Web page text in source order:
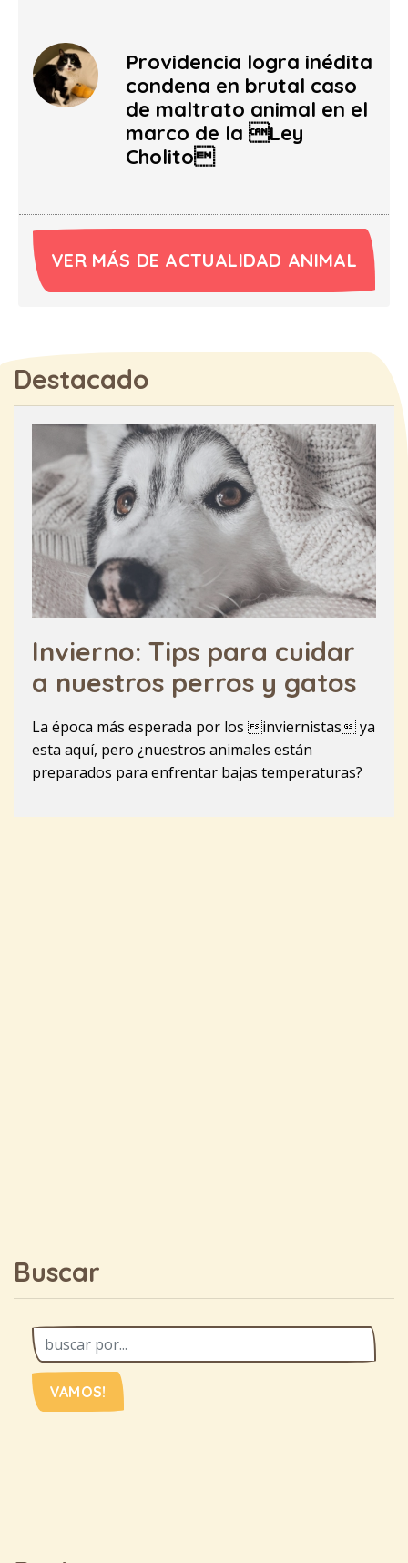
Providencia logra inédita
condena en brutal caso
de maltrato animal en el
marco de la Ley
Cholito
VER MÁS DE ACTUALIDAD ANIMAL
Destacado
Invierno: Tips para cuidar
a nuestros perros y gatos
La época más esperada por los inviernistas ya
esta aquí, pero ¿nuestros animales están
preparados para enfrentar bajas temperaturas?
Buscar
VAMOS!